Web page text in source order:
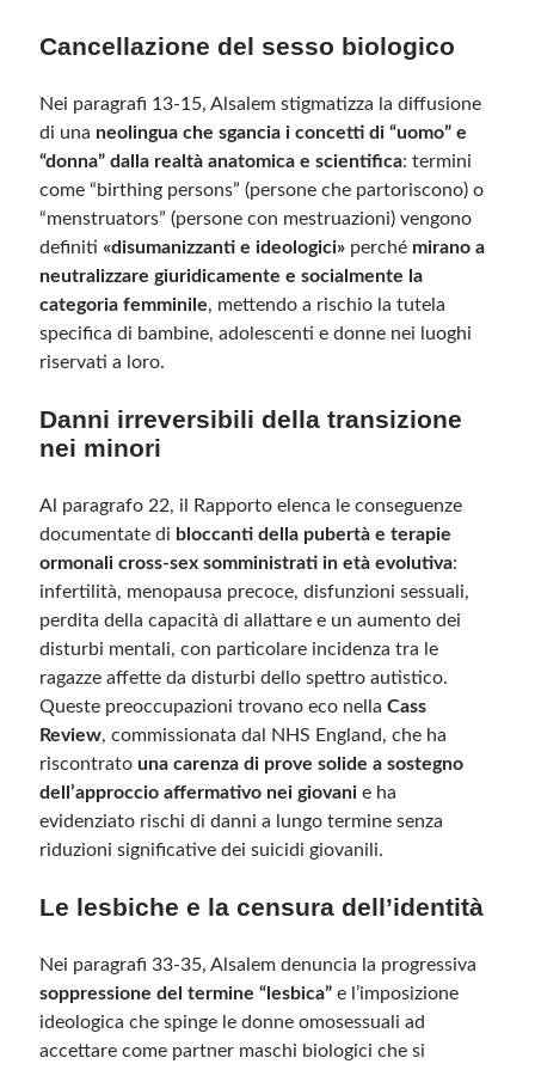
Meta
Accedi
Feed dei contenuti
Feed dei commenti
WordPress.org
Cancellazione del sesso biologico
Nei paragrafi 13-15, Alsalem stigmatizza la diffusione
di una neolingua che sgancia i concetti di “uomo” e
“donna” dalla realtà anatomica e scientifica: termini
come “birthing persons” (persone che partoriscono) o
“menstruators” (persone con mestruazioni) vengono
definiti«disumanizzanti e ideologici» perché mirano a
neutralizzare giuridicamente e socialmente la
categoria femminile, mettendo a rischio la tutela
specifica di bambine, adolescenti e donne nei luoghi
riservati a loro.
Danni irreversibili della transizione
nei minori
Al paragrafo 22, il Rapporto elenca le conseguenze
documentate di bloccanti della pubertà e terapie
ormonali cross-sex somministrati in età evolutiva:
infertilità, menopausa precoce, disfunzioni sessuali,
perdita della capacità di allattare e un aumento dei
disturbi mentali, con particolare incidenza tra le
ragazze affette da disturbi dello spettro autistico.
Queste preoccupazioni trovano eco nellaCass
Review, commissionata dal NHS England, che ha
riscontratouna carenza di prove solide a sostegno
dell’approccio affermativo nei giovani e ha
evidenziato rischi di danni a lungo termine senza
riduzioni significative dei suicidi giovanili.
Le lesbiche e la censura dell’identità
Nei paragrafi 33-35, Alsalem denuncia la progressiva
soppressione del termine “lesbica” e l’imposizione
ideologica che spinge le donne omosessuali ad
accettare come partner maschi biologici che si